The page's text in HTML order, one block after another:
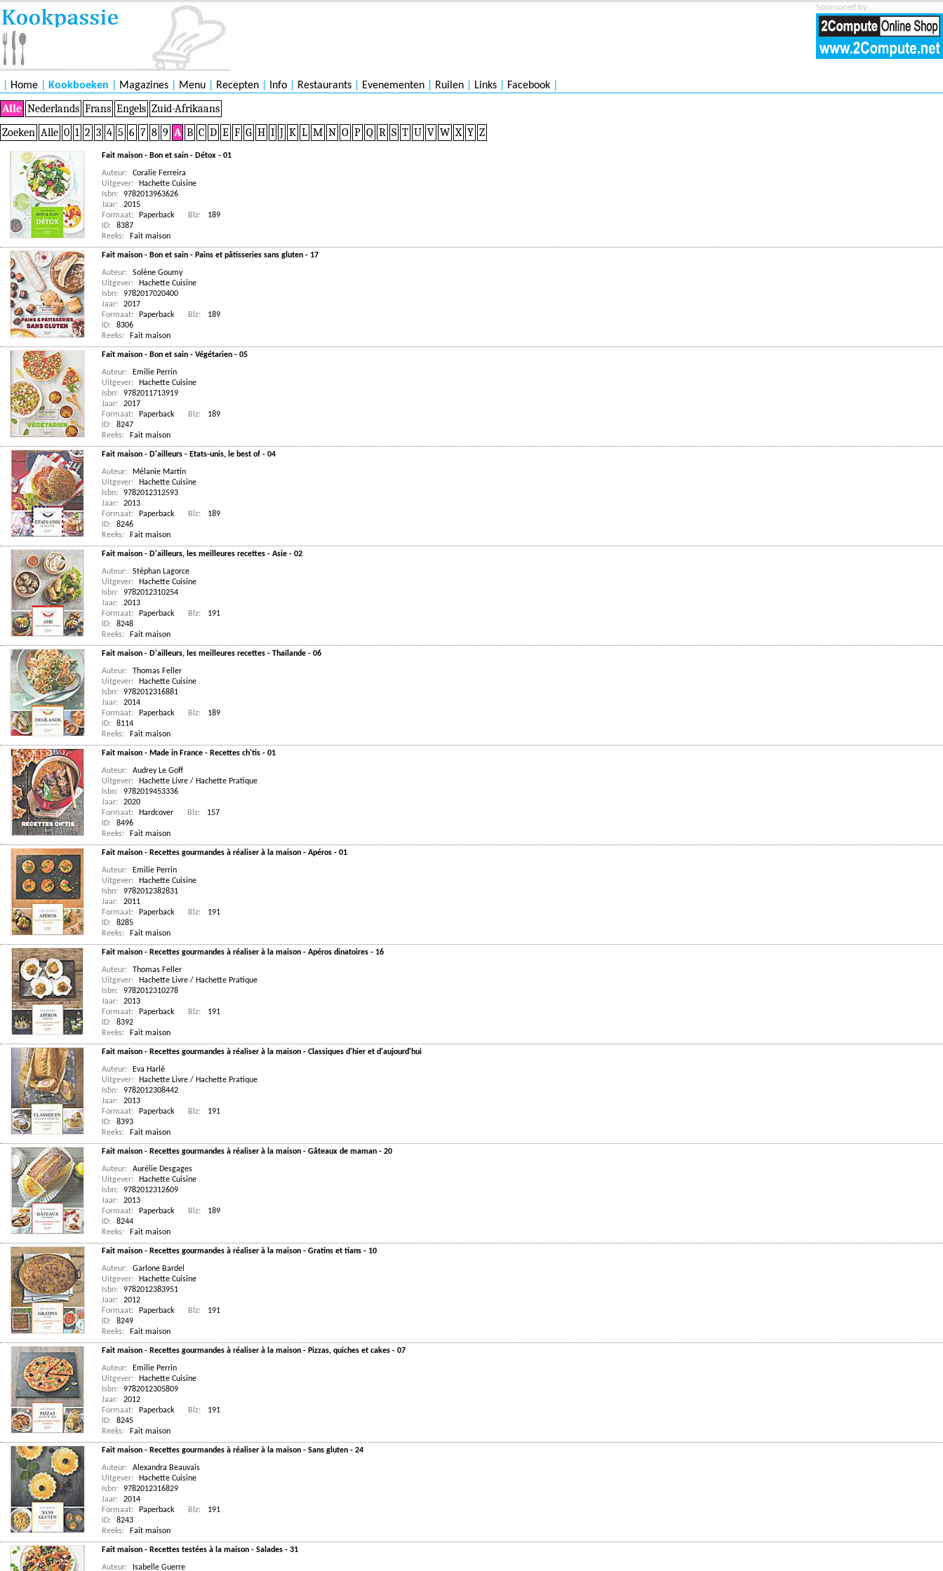
Sponsored by
Home Kookboeken Magazines Menu Recepten Info Restaurants Evenementen Ruilen Links Facebook
Alle Nederlands Frans Engels Zuid-Afrikaans
Zoeken Alle 0 1 2 3 4 5 6 7 8 9 A B C D E F G H I J K L M N O P Q R S T U V W X Y Z
Fait maison - Bon et sain - Détox - 01
Auteur:
Coralie Ferreira
Uitgever:
Hachette Cuisine
Isbn:
9782013963626
Jaar:
2015
Formaat:
Paperback Blz:
189
ID:
8387
Reeks:
Fait maison
Fait maison - Bon et sain - Pains et pâtisseries sans gluten - 17
Auteur:
Solène Goumy
Uitgever:
Hachette Cuisine
Isbn:
9782017020400
Jaar:
2017
Formaat:
Paperback Blz:
189
ID:
8306
Reeks:
Fait maison
Fait maison - Bon et sain - Végétarien - 05
Auteur:
Emilie Perrin
Uitgever:
Hachette Cuisine
Isbn:
9782011713919
Jaar:
2017
Formaat:
Paperback Blz:
189
ID:
8247
Reeks:
Fait maison
Fait maison - D'ailleurs - Etats-unis, le best of - 04
Auteur:
Mélanie Martin
Uitgever:
Hachette Cuisine
Isbn:
9782012312593
Jaar:
2013
Formaat:
Paperback Blz:
189
ID:
8246
Reeks:
Fait maison
Fait maison - D'ailleurs, les meilleures recettes - Asie - 02
Auteur:
Stéphan Lagorce
Uitgever:
Hachette Cuisine
Isbn:
9782012310254
Jaar:
2013
Formaat:
Paperback Blz:
191
ID:
8248
Reeks:
Fait maison
Fait maison - D'ailleurs, les meilleures recettes - Thaïlande - 06
Auteur:
Thomas Feller
Uitgever:
Hachette Cuisine
Isbn:
9782012316881
Jaar:
2014
Formaat:
Paperback Blz:
189
ID:
8114
Reeks:
Fait maison
Fait maison - Made in France - Recettes ch'tis - 01
Auteur:
Audrey Le Goff
Uitgever:
Hachette Livre / Hachette Pratique
Isbn:
9782019453336
Jaar:
2020
Formaat:
Hardcover Blz:
157
ID:
8496
Reeks:
Fait maison
Fait maison - Recettes gourmandes à réaliser à la maison - Apéros - 01
Auteur:
Emilie Perrin
Uitgever:
Hachette Cuisine
Isbn:
9782012382831
Jaar:
2011
Formaat:
Paperback Blz:
191
ID:
8285
Reeks:
Fait maison
Fait maison - Recettes gourmandes à réaliser à la maison - Apéros dinatoires - 16
Auteur:
Thomas Feller
Uitgever:
Hachette Livre / Hachette Pratique
Isbn:
9782012310278
Jaar:
2013
Formaat:
Paperback Blz:
191
ID:
8392
Reeks:
Fait maison
Fait maison - Recettes gourmandes à réaliser à la maison - Classiques d'hier et d'aujourd'hui
Auteur:
Eva Harlé
Uitgever:
Hachette Livre / Hachette Pratique
Isbn:
9782012308442
Jaar:
2013
Formaat:
Paperback Blz:
191
ID:
8393
Reeks:
Fait maison
Fait maison - Recettes gourmandes à réaliser à la maison - Gâteaux de maman - 20
Auteur:
Aurélie Desgages
Uitgever:
Hachette Cuisine
Isbn:
9782012312609
Jaar:
2013
Formaat:
Paperback Blz:
189
ID:
8244
Reeks:
Fait maison
Fait maison - Recettes gourmandes à réaliser à la maison - Gratins et tians - 10
Auteur:
Garlone Bardel
Uitgever:
Hachette Cuisine
Isbn:
9782012383951
Jaar:
2012
Formaat:
Paperback Blz:
191
ID:
8249
Reeks:
Fait maison
Fait maison - Recettes gourmandes à réaliser à la maison - Pizzas, quiches et cakes - 07
Auteur:
Emilie Perrin
Uitgever:
Hachette Cuisine
Isbn:
9782012305809
Jaar:
2012
Formaat:
Paperback Blz:
191
ID:
8245
Reeks:
Fait maison
Fait maison - Recettes gourmandes à réaliser à la maison - Sans gluten - 24
Auteur:
Alexandra Beauvais
Uitgever:
Hachette Cuisine
Isbn:
9782012316829
Jaar:
2014
Formaat:
Paperback Blz:
191
ID:
8243
Reeks:
Fait maison
Fait maison - Recettes testées à la maison - Salades - 31
Auteur: Isabelle Guerre